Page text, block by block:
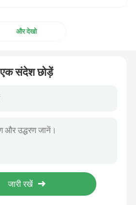
और देखो
एक संदेश छोड़ें